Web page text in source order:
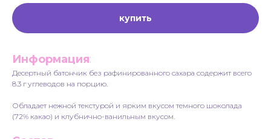
купить
Информация:
Десертный батончик без рафинированного сахара содержит всего
8.3 г углеводов на порцию.
Обладает нежной текстурой и ярким вкусом темного шоколада
(72% какао) и клубнично-ванильным вкусом.